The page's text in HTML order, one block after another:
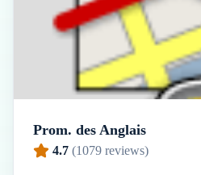
Prom. des Anglais
4.7 (1079 reviews)